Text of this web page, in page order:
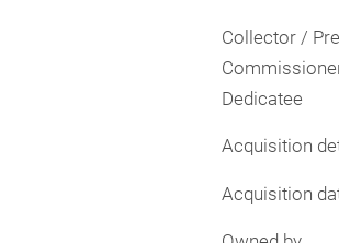
Collector /
Dedicatee
Acquisition
Acquisition